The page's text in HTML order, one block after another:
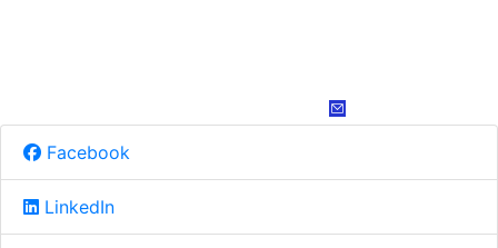
Facebook
LinkedIn